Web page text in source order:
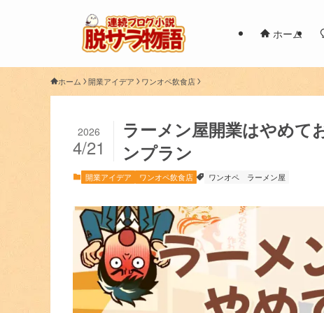
ホーム
ホーム 開業アイデア ワンオペ飲食店
ラーメン屋開業はやめて
ンプラン
2026
4/21
開業アイデア ワンオペ飲食店 ワンオペ ラーメン屋